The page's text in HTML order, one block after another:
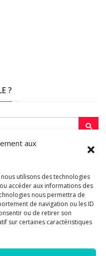
aux
utilisons des technologies
accéder aux informations des
nous permettra de
de navigation ou les ID
ou de retirer son
sur certaines caractéristiques
?